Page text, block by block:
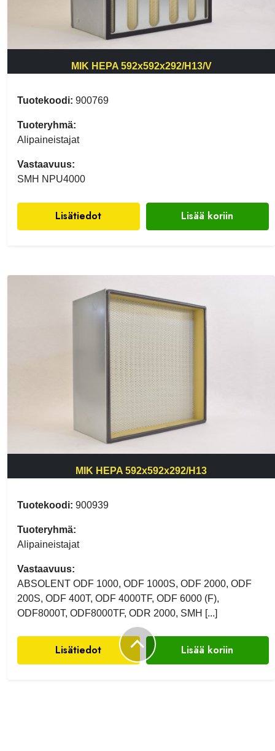
MIK HEPA 592x592x292/H13/V
Tuotekoodi: 900769
Tuoteryhmä:
Alipaineistajat
Vastaavuus:
SMH NPU4000
Lisätiedot Lisää koriin
MIK HEPA 592x592x292/H13
Tuotekoodi: 900939
Tuoteryhmä:
Alipaineistajat
Vastaavuus:
ABSOLENT ODF 1000, ODF 1000S, ODF 2000, ODF
200S, ODF 400T, ODF 4000TF, ODF 6000 (F),
ODF8000T, ODF8000TF, ODR 2000, SMH [...]
Lisätiedot Lisää koriin